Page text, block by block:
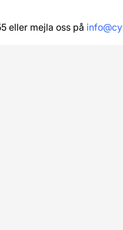
eller mejla oss på